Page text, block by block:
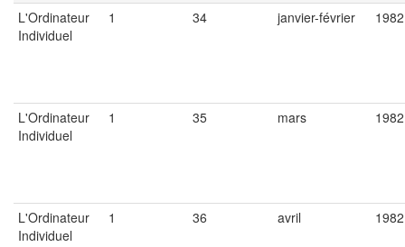
L'Ordinateur
Individuel
1 34 janvier-février 1982
L'Ordinateur
Individuel
1 35 mars 1982
L'Ordinateur
Individuel
1 36 avril 1982